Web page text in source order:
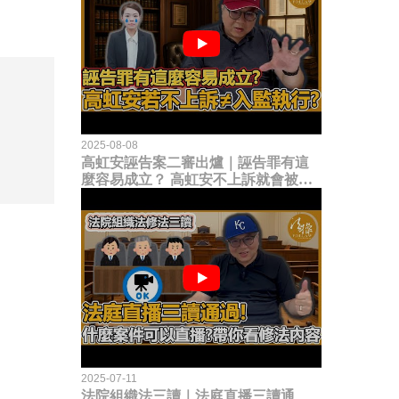
2025-08-08
高虹安誣告案二審出爐｜誣告罪有這
麼容易成立？ 高虹安不上訴就會被
2025-07-11
法院組織法三讀｜法庭直播三讀通